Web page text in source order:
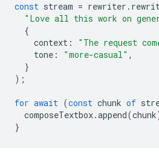
const stream = rewriter .
"Love all this work on
{
context :
"The request
tone : "more-casual" ,
}
);
for await (const chunk of
composeTextbox.append(chunk
}